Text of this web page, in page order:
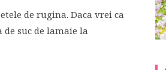
de rugina. Daca vrei ca
suc de lamaie la